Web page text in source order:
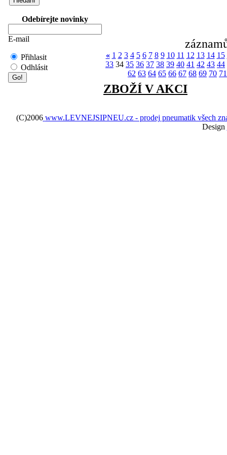
Odebírejte novinky
E-mail
Přihlasit
Odhlásit
« 1 2 3 4 5 6 7 8 9 10 11 12 13 14 15
33 34 35 36 37 38 39 40 41 42 43 44
62 63 64 65 66 67 68 69 70 71
ZBOŽÍ V AKCI
(C)2006 www.LEVNEJSIPNEU.cz - prodej pneumatik všech
Design